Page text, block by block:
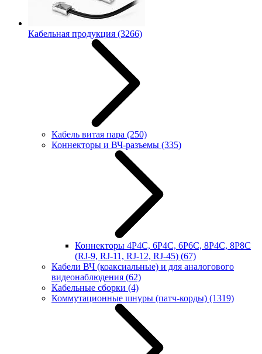
Кабельная продукция (3266)
Кабель витая пара (250)
Коннекторы и ВЧ-разъемы (335)
Коннекторы 4P4C, 6P4C, 6P6C, 8P4C, 8P8C
(RJ-9, RJ-11, RJ-12, RJ-45) (67)
Кабели ВЧ (коаксиальные) и для аналогового
видеонаблюдения (62)
Кабельные сборки (4)
Коммутационные шнуры (патч-корды) (1319)